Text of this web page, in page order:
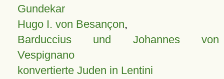
Gundekar
Hugo I. von Besançon,
Barduccius und Johannes von
Vespignano
konvertierte Juden in Lentini